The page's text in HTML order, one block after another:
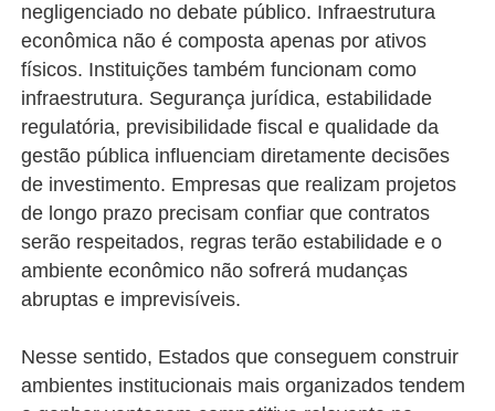
negligenciado no debate público. Infraestrutura
econômica não é composta apenas por ativos
físicos. Instituições também funcionam como
infraestrutura. Segurança jurídica, estabilidade
regulatória, previsibilidade fiscal e qualidade da
gestão pública influenciam diretamente decisões
de investimento. Empresas que realizam projetos
de longo prazo precisam confiar que contratos
serão respeitados, regras terão estabilidade e o
ambiente econômico não sofrerá mudanças
abruptas e imprevisíveis.
Nesse sentido, Estados que conseguem construir
ambientes institucionais mais organizados tendem